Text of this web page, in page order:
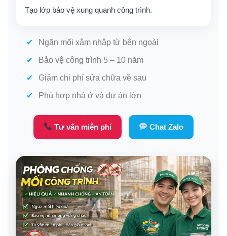
Tạo lớp bảo vệ xung quanh công trình.
Ngăn mối xâm nhập từ bên ngoài
Bảo vệ công trình 5 – 10 năm
Giảm chi phí sửa chữa về sau
Phù hợp nhà ở và dự án lớn
Tư vấn miễn phí Chat Zalo